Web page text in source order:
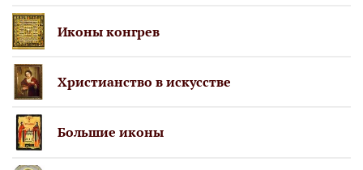
Иконы конгрев
Христианство в искусстве
Большие иконы